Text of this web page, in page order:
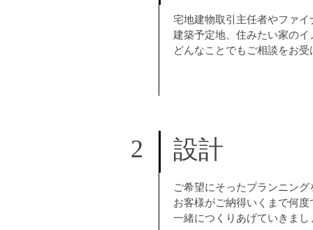
宅地建物取引主任者やファ
建築予定地、住みたい家の
どんなことでもご相談をお
設計
ご希望にそったプランニン
お客様がご納得いくまで何
一緒につくりあげていきまし
2